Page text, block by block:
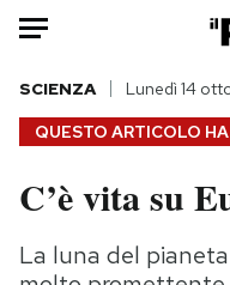
HOME
Italia
Politica
QUESTO ARTICOLO HA
SCIENZA Lunedì 14
C’è vita su
La luna del